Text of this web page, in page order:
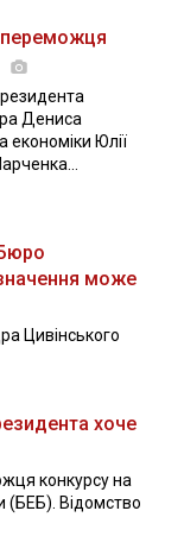
переможця
Дениса
економіки Юлії
може
Цивінського
хоче
конкурсу на
(БЕБ). Відомство